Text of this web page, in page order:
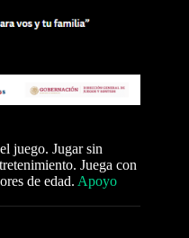
juego. Jugar sin
Juega con
de edad. Apoyo